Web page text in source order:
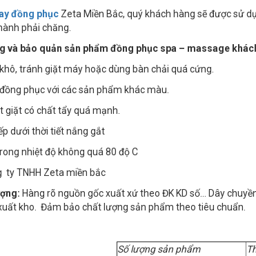
đồng phục Zeta Miền Bắc, quý khách hàng sẽ được sử
phải chăng.
và bảo quản sản phẩm đồng phục spa – massage
tránh giặt máy hoặc dùng bàn chải quá cứng.
phục với các sản phẩm khác màu.
giặt có chất tẩy quá mạnh.
dưới thời tiết nắng gắt
nhiệt độ không quá 80 độ C
ty TNHH Zeta miền bắc
Hàng rõ nguồn gốc xuất xứ theo ĐK KD số… Dây
kho. Đảm bảo chất lượng sản phẩm theo tiêu chuẩn.
Số lượng sản phẩm